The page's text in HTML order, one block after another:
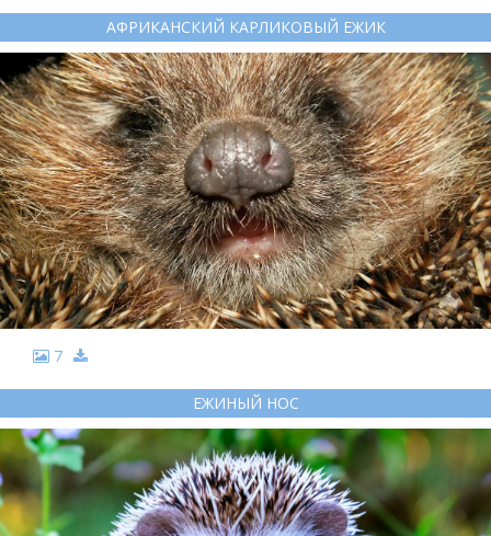
АФРИКАНСКИЙ КАРЛИКОВЫЙ ЕЖИК
7
ЕЖИНЫЙ НОС